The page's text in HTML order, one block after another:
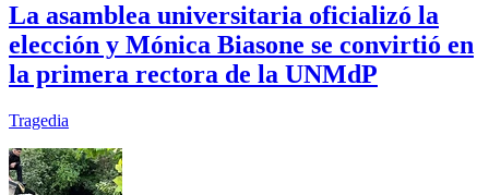
La asamblea universitaria oficializó la
elección y Mónica Biasone se convirtió en
la primera rectora de la UNMdP
Tragedia